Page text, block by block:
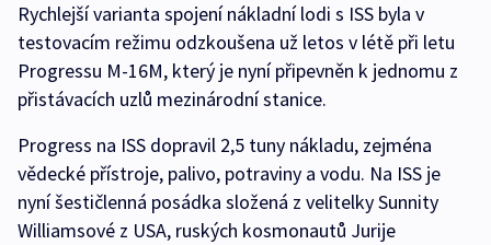
Rychlejší varianta spojení nákladní lodi s ISS byla v
testovacím režimu odzkoušena už letos v létě při letu
Progressu M-16M, který je nyní připevněn k jednomu z
přistávacích uzlů mezinárodní stanice.
Progress na ISS dopravil 2,5 tuny nákladu, zejména
vědecké přístroje, palivo, potraviny a vodu. Na ISS je
nyní šestičlenná posádka složená z velitelky Sunnity
Williamsové z USA, ruských kosmonautů Jurije